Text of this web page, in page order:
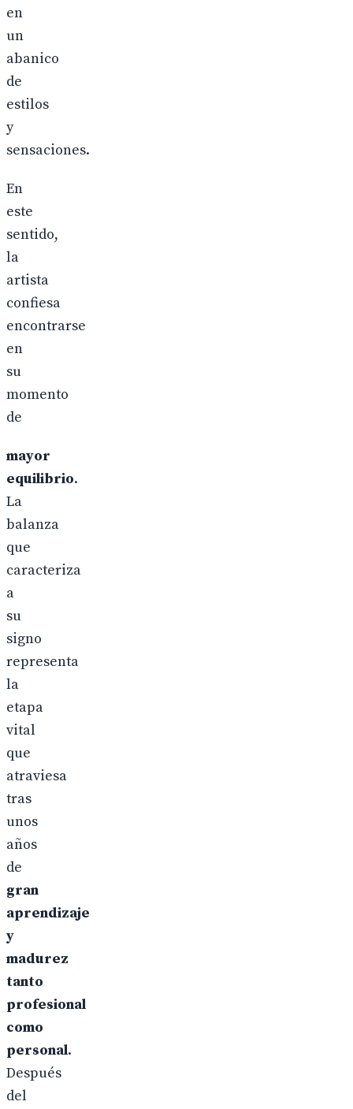
en
un
abanico
de
estilos
y
sensaciones.
En
este
sentido,
la
artista
confiesa
encontrarse
en
su
momento
de
mayor
equilibrio.
La
balanza
que
caracteriza
a
su
signo
representa
la
etapa
vital
que
atraviesa
tras
unos
años
de
gran
aprendizaje
y
madurez
tanto
profesional
como
personal.
Después
del